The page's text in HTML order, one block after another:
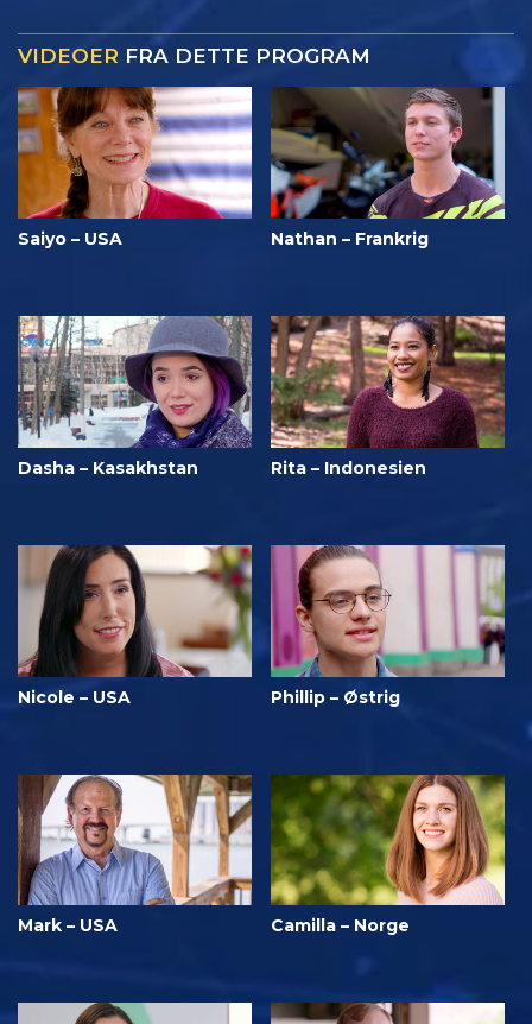
VIDEOER FRA DETTE PROGRAM
Saiyo – USA Nathan – Frankrig
Dasha – Kasakhstan Rita – Indonesien
Nicole – USA Phillip – Østrig
Mark – USA Camilla – Norge